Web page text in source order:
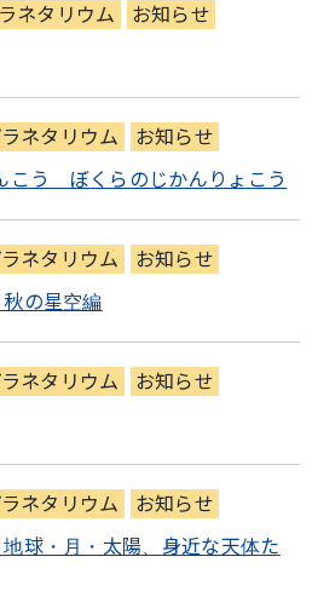
ネタリウム
お知らせ
ネタリウム
お知らせ
こう ぼくらのじかんりょこう
ネタリウム
お知らせ
の星空編
ネタリウム
お知らせ
ネタリウム
お知らせ
球・月・太陽、身近な天体た